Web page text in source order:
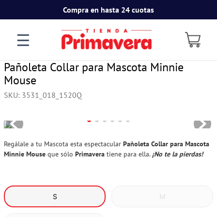
Compra en hasta 24 cuotas
☰
Pañoleta Collar para Mascota Minnie
Mouse
SKU: 3531_018_1520Q
Regálale a tu Mascota esta espectacular Pañoleta Collar para Mascota
Minnie Mouse que sólo Primavera tiene para ella. ¡No te la pierdas!
S M